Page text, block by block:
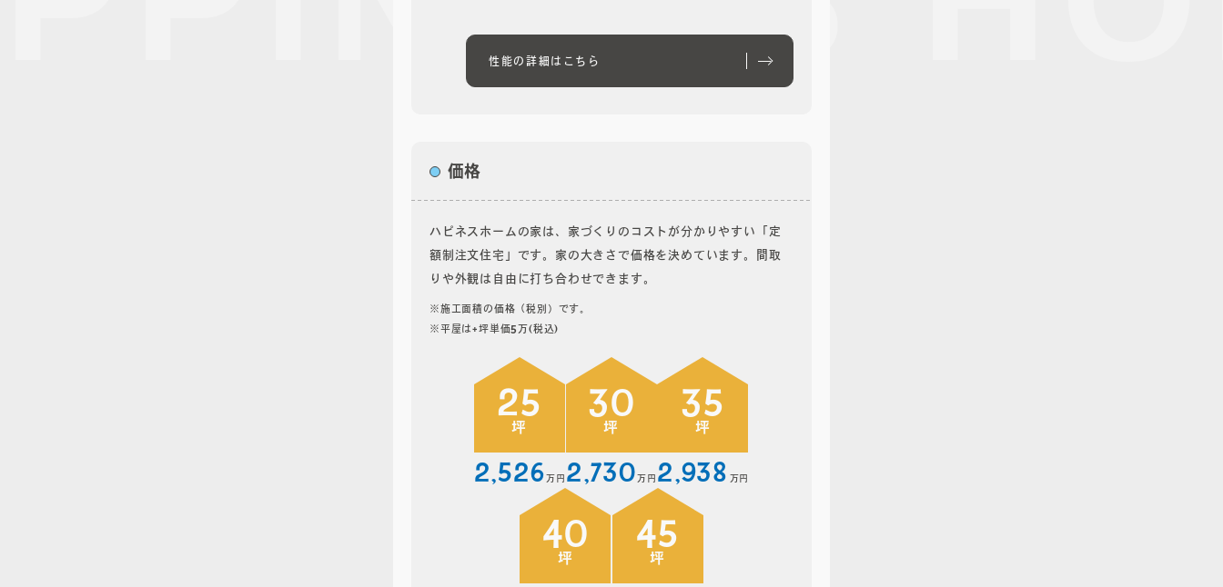
性能の詳細はこちら
価格
ハピネスホームの家は、家づくりのコストが分かりやすい「定
額制注文住宅」です。家の大きさで価格を決めています。間取
りや外観は自由に打ち合わせできます。
※施工面積の価格（税別）です。
※平屋は+坪単価5万(税込)
25
坪
2,526万円
30
坪
2,730万円
35
坪
2,938 万円
40
坪
45
坪